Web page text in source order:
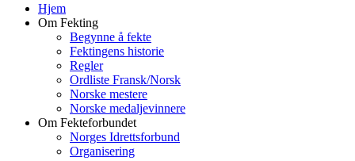
Hjem
Om Fekting
Begynne å fekte
Fektingens historie
Regler
Ordliste Fransk/Norsk
Norske mestere
Norske medaljevinnere
Om Fekteforbundet
Norges Idrettsforbund
Organisering